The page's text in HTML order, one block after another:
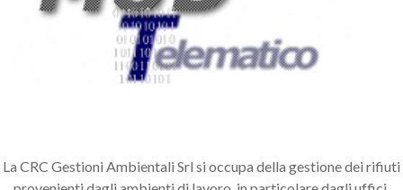
La CRC Gestioni Ambientali Srl si occupa della gestione dei rifiuti